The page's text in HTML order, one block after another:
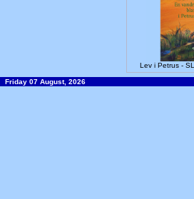
Lev i Petrus -
Friday 07 August, 2026